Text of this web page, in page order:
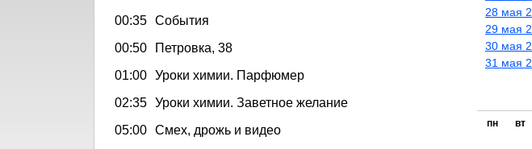
00:35 События
00:50
Петровка, 38
01:00 Уроки химии. Парфюмер
02:35 Уроки химии. Заветное желание
05:00 Смех, дрожь и видео
28 мая
29 мая
30 мая
31 мая
пн вт